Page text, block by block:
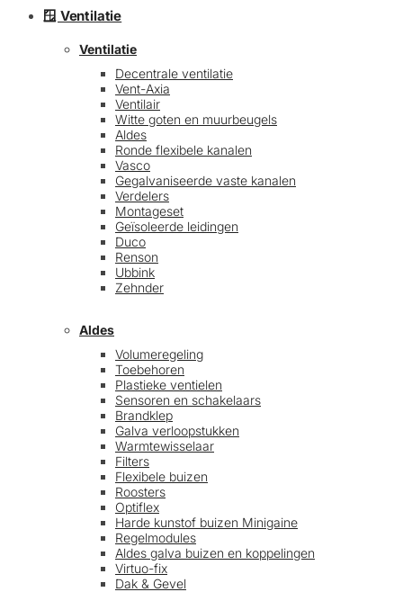
🪟 Ventilatie
Ventilatie
Decentrale ventilatie
Vent-Axia
Ventilair
Witte goten en muurbeugels
Aldes
Ronde flexibele kanalen
Vasco
Gegalvaniseerde vaste kanalen
Verdelers
Montageset
Geïsoleerde leidingen
Duco
Renson
Ubbink
Zehnder
Aldes
Volumeregeling
Toebehoren
Plastieke ventielen
Sensoren en schakelaars
Brandklep
Galva verloopstukken
Warmtewisselaar
Filters
Flexibele buizen
Roosters
Optiflex
Harde kunstof buizen Minigaine
Regelmodules
Aldes galva buizen en koppelingen
Virtuo-fix
Dak & Gevel